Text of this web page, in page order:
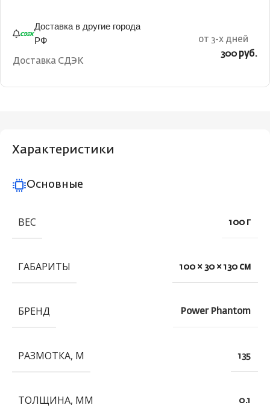
Доставка в другие города
РФ
Доставка СДЭК
от 3-х дней
300 руб.
Характеристики
Основные
ВЕС 100 г
ГАБАРИТЫ 100 × 30 × 130 см
БРЕНД Power Phantom
РАЗМОТКА, М 135
ТОЛЩИНА, ММ 0.1